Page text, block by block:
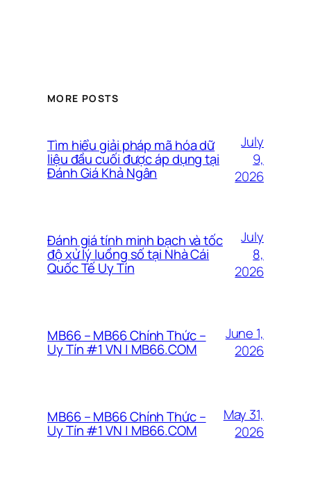
MORE POSTS
Tìm hiểu giải pháp mã hóa dữ
liệu đầu cuối được áp dụng tại
Đánh Giá Khả Ngân
July
9,
2026
Đánh giá tính minh bạch và tốc
độ xử lý luồng số tại Nhà Cái
Quốc Tế Uy Tín
July
8,
2026
MB66 – MB66 Chính Thức –
Uy Tín #1 VN | MB66.COM
June 1,
2026
MB66 – MB66 Chính Thức –
Uy Tín #1 VN | MB66.COM
May 31,
2026